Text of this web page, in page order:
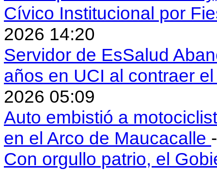
Cívico Institucional por
2026 14:20
Servidor de EsSalud
años en UCI al contraer
2026 05:09
Auto embistió a
en el Arco de Maucacalle
Con orgullo patrio, el